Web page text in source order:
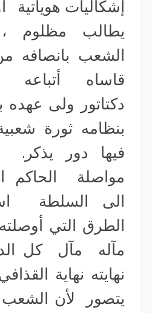
إشكاليات
يطالب مظلوم ،
الشعب بانصافه
قاساه أتباعه
دكتاتور ولى
بنظامه ثورة
فيها دور
مواصلة الحاكم
الى السلطة
الطرق التي
مآله مآل كل
نهايته نهاية
يتصور لأن الشعب